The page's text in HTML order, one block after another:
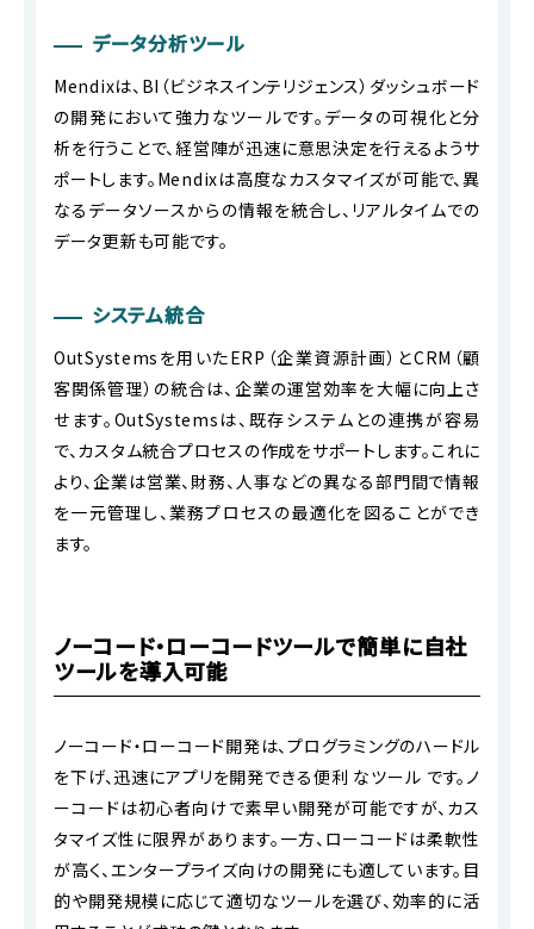
データ分析ツール
Mendixは、BI（ビジネスインテリジェンス）ダッシュボード
の開発において強力なツールです。データの可視化と分
析を行うことで、経営陣が迅速に意思決定を行えるようサ
ポートします。Mendixは高度なカスタマイズが可能で、異
なるデータソースからの情報を統合し、リアルタイムでの
データ更新も可能です。
システム統合
OutSystemsを用いたERP（企業資源計画）とCRM（顧
客関係管理）の統合は、企業の運営効率を大幅に向上さ
せます。OutSystemsは、既存システムとの連携が容易
で、カスタム統合プロセスの作成をサポートします。これに
より、企業は営業、財務、人事などの異なる部門間で情報
を一元管理し、業務プロセスの最適化を図ることができ
ます。
ノーコード・ローコードツールで簡単に自社
ツールを導入可能
ノーコード・ローコード開発は、プログラミングのハードル
を下げ、迅速にアプリを開発できる便利 なツール です。ノ
ーコードは初心者向けで素早い開発が可能ですが、カス
タマイズ性に限界があります。一方、ローコードは柔軟性
が高く、エンタープライズ向けの開発にも適しています。目
的や開発規模に応じて適切なツールを選び、効率的に活